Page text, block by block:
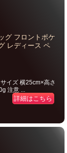
グ フロントポケ
レディース ペ
イズ 横25cm×高さ
注意 ...
詳細はこちら